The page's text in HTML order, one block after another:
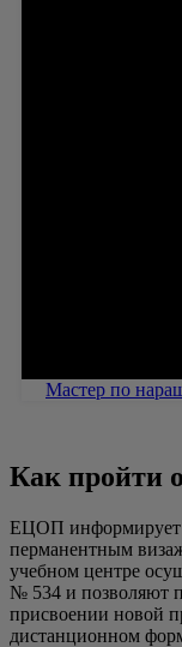
Мастер по
Как пройти
ЕЦОП информирует
перманентным
учебном центре
№ 534 и позволяют
присвоении новой
дистанционном